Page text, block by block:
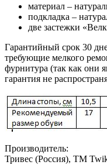
материал –
подкладка –
две застежки
Гарантийный срок 30
требующие мелкого
фурнитура (так как они
гарантия не
Производитель:
Тривес (Россия), ТМ